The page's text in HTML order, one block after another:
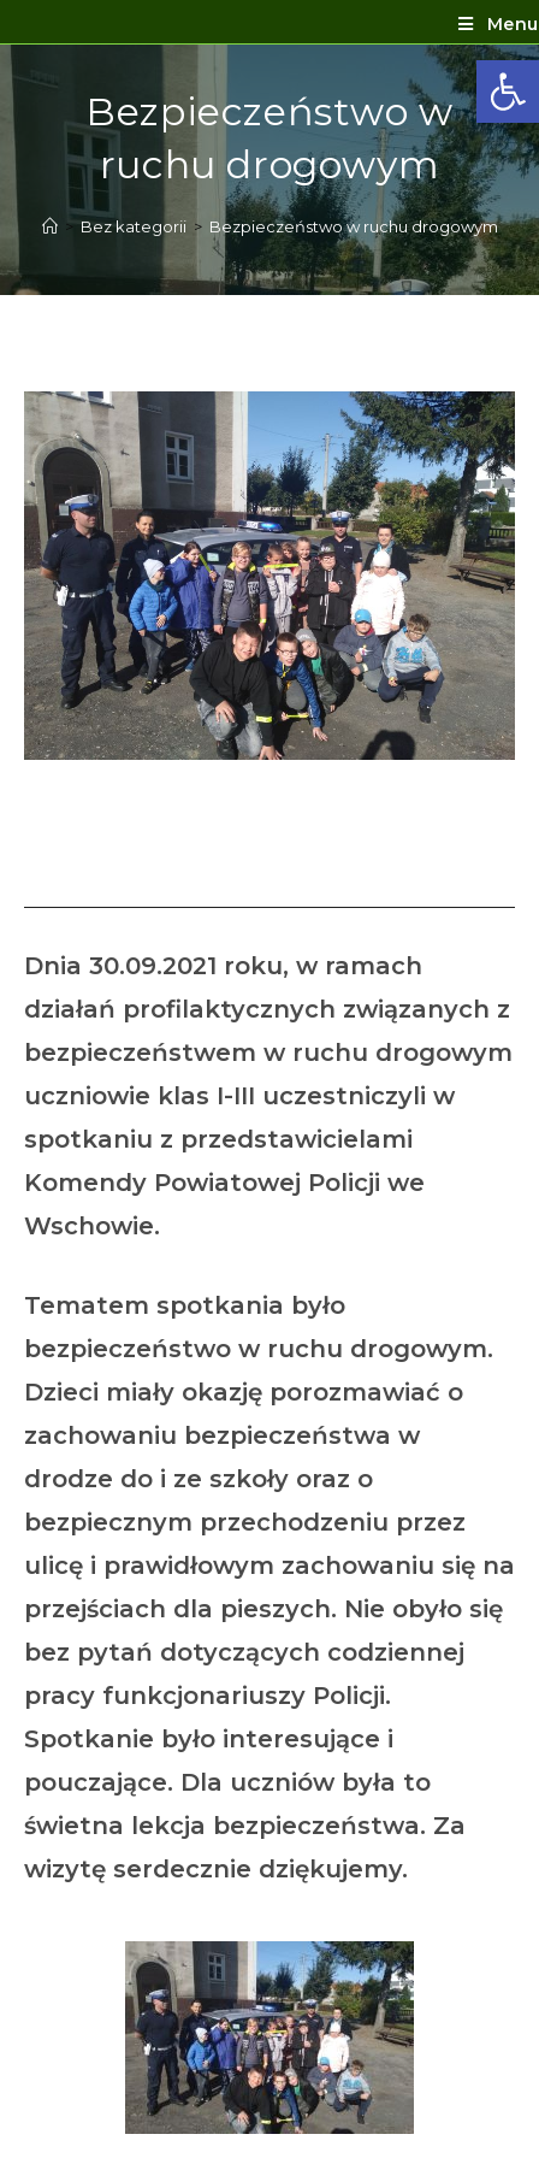
Menu
Bezpieczeństwo w
ruchu drogowym
> Bez kategorii > Bezpieczeństwo w ruchu drogowym
Dnia 30.09.2021 roku, w ramach
działań profilaktycznych związanych z
bezpieczeństwem w ruchu drogowym
uczniowie klas I-III uczestniczyli w
spotkaniu z przedstawicielami
Komendy Powiatowej Policji we
Wschowie.
Tematem spotkania było
bezpieczeństwo w ruchu drogowym.
Dzieci miały okazję porozmawiać o
zachowaniu bezpieczeństwa w
drodze do i ze szkoły oraz o
bezpiecznym przechodzeniu przez
ulicę i prawidłowym zachowaniu się na
przejściach dla pieszych. Nie obyło się
bez pytań dotyczących codziennej
pracy funkcjonariuszy Policji.
Spotkanie było interesujące i
pouczające. Dla uczniów była to
świetna lekcja bezpieczeństwa. Za
wizytę serdecznie dziękujemy.